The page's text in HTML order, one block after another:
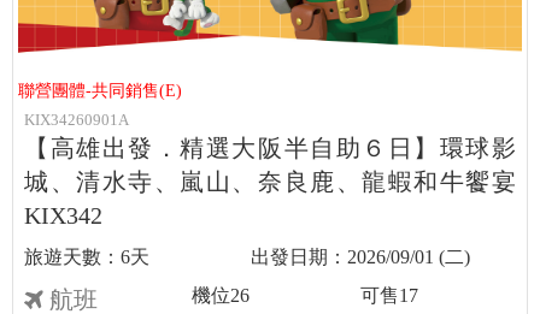
聯營團體-共同銷售(E)
KIX34260901A
【高雄出發．精選大阪半自助６日】環球影
城、清水寺、嵐山、奈良鹿、龍蝦和牛饗宴
KIX342
6天 2026/09/01 (二)
航班 機位26 可售17